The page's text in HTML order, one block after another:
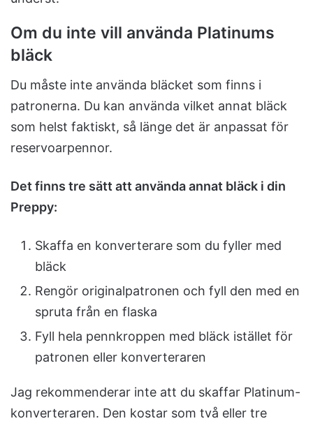
Om du inte vill använda Platinums
bläck
Du måste inte använda bläcket som finns i
patronerna. Du kan använda vilket annat bläck
som helst faktiskt, så länge det är anpassat för
reservoarpennor.
Det finns tre sätt att använda annat bläck i din
Preppy:
Skaffa en konverterare som du fyller med
bläck
Rengör originalpatronen och fyll den med en
spruta från en flaska
Fyll hela pennkroppen med bläck istället för
patronen eller konverteraren
Jag rekommenderar inte att du skaffar Platinum-
konverteraren. Den kostar som två eller tre